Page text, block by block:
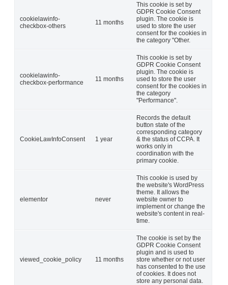
cookielawinfo-
checkbox-others
11 months
This cookie is set by
GDPR Cookie Consent
plugin. The cookie is
used to store the user
consent for the cookies in
the category "Other.
cookielawinfo-
checkbox-performance
11 months
This cookie is set by
GDPR Cookie Consent
plugin. The cookie is
used to store the user
consent for the cookies in
the category
"Performance".
CookieLawInfoConsent 1 year
Records the default
button state of the
corresponding category
& the status of CCPA. It
works only in
coordination with the
primary cookie.
elementor never
This cookie is used by
the website's WordPress
theme. It allows the
website owner to
implement or change the
website's content in real-
time.
viewed_cookie_policy 11 months
The cookie is set by the
GDPR Cookie Consent
plugin and is used to
store whether or not user
has consented to the use
of cookies. It does not
store any personal data.